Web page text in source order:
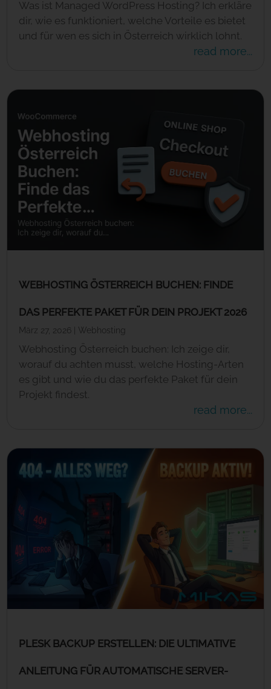
Was ist Managed WordPress Hosting? Ich erkläre
dir, wie es funktioniert, welche Vorteile es bietet
und für wen es sich in Österreich wirklich lohnt.
read more...
WEBHOSTING ÖSTERREICH BUCHEN: FINDE
DAS PERFEKTE PAKET FÜR DEIN PROJEKT 2026
März 27, 2026 Webhosting
Webhosting Österreich buchen: Ich zeige dir,
worauf du achten musst, welche Hosting-Arten
es gibt und wie du das perfekte Paket für dein
Projekt findest.
read more...
PLESK BACKUP ERSTELLEN: DIE ULTIMATIVE
ANLEITUNG FÜR AUTOMATISCHE SERVER-